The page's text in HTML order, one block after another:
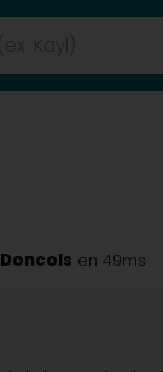
en 49ms